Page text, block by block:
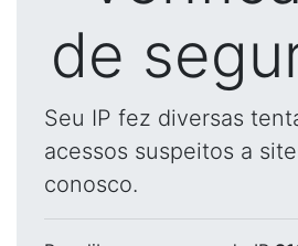
de
Seu IP fez diversas
acessos suspeitos a
conosco.